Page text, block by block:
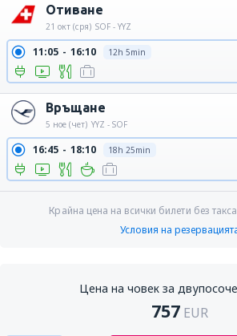
Отиване
21 окт (сря) SOF - YYZ
11:05 16:10 12h 5min
Връщане
5 ное (чет) YYZ - SOF
16:45 18:10 18h 25min
Крайна цена на всички билети без
Условия на
Цена на човек за
757 EUR